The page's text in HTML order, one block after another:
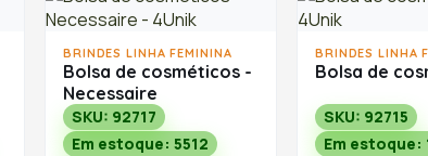
BRINDES LINHA FEMININA
Bolsa de cosméticos -
Necessaire
SKU: 92717
Em estoque: 5512
BRINDES LINHA
Bolsa de
SKU: 92715
Em estoque: